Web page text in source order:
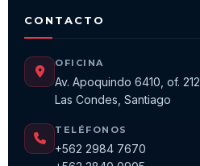
CONTACTO
OFICINA
Av. Apoquindo 6410, of. 212
Las Condes, Santiago
TELÉFONOS
+562 2984 7670